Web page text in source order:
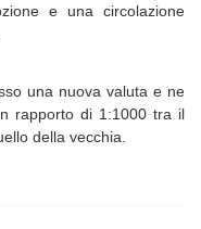
e una circolazione
una nuova valuta e ne
rapporto di 1:1000 tra il
della vecchia.